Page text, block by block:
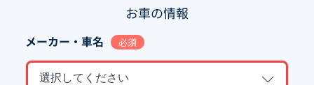
お車の情報
メーカー・車名 必須
選択してください